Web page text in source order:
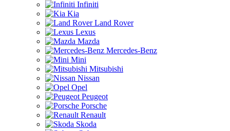
Infiniti
Kia
Land Rover
Lexus
Mazda
Mercedes-Benz
Mini
Mitsubishi
Nissan
Opel
Peugeot
Porsche
Renault
Skoda